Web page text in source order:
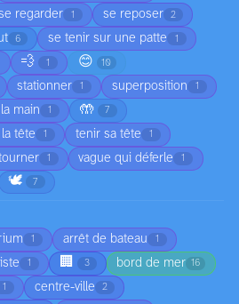
regarder 1 se reposer 2
6 se tenir sur une patte 1
💨 1 😊 10
stationner 1 superposition 1
main 1 🤲 7
tête 1 tenir sa tête 1
1 vague qui déferle 1
🕊️ 7
1 arrêt de bateau 1
1 🏢 3 bord de mer 16
1 centre-ville 2